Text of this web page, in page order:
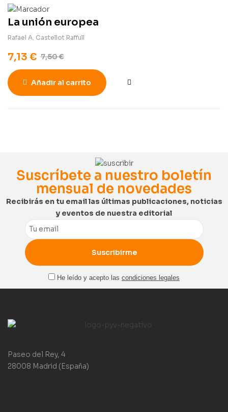
La unión europea
Rafael A. Castellot Raffull
7,50€
7,13 €
Añadir al carrito
Suscríbete a nuestro boletín
mensual de novedades
Recibirás en tu email las últimas publicaciones, noticias
y eventos de nuestra editorial
Email
He leído y acepto las condiciones legales
Paseo del Rey, 4
28008 Madrid (España)